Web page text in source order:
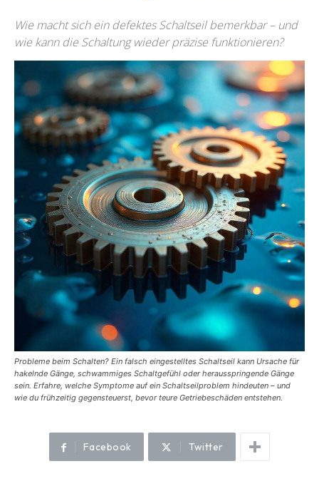
Wie macht sich ein defektes Schaltseil bemerkbar – und
wie kann die Schaltung wieder präzise funktionieren?
Probleme beim Schalten? Ein falsch eingestelltes Schaltseil kann Ursache für
hakelnde Gänge, schwammiges Schaltgefühl oder herausspringende Gänge
sein. Erfahre, welche Symptome auf ein Schaltseilproblem hindeuten – und
wie du frühzeitig gegensteuerst, bevor teure Getriebeschäden entstehen.
Facebook Twitter